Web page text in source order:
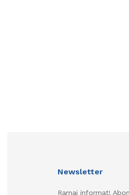
Newsletter
Ramai informat!